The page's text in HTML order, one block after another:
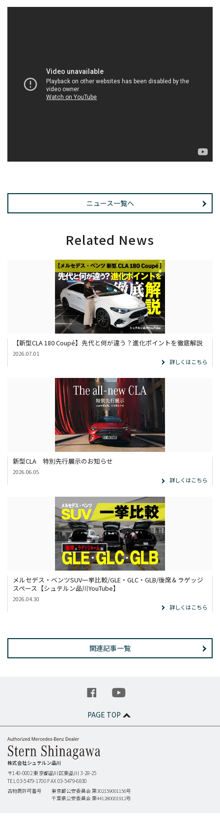
ニュース一覧へ
Related News
【新型CLA 180 Coupé】先代と何が違う？進化ポイントを徹底解説
2026.07.01
詳しくはこちら
新型CLA 特別先行展示のお知らせ
2026.06.05
詳しくはこちら
メルセデス・ベンツSUV一挙比較/GLE・GLC・GLB/後席＆ラゲッジ
スペース【シュテルン品川YouTube】
2026.04.30
詳しくはこちら
関連記事一覧
PAGE TOP
株式会社シュテルン品川
〒140-0002東京都品川区東品川 3-28-25
TEL 03-5479-1700 FAX 03-5479-6830
古物商許可番号
東京都公安委員会 第302159001156号
千葉県公安委員会 第441280001912号